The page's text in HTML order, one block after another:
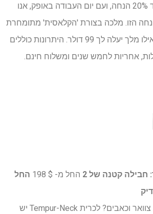
המקורית Coop עם עד 20% הנחה, ועם יום העבודה באופק, אנו
הזו. מלכה בצורת 'הקלאסית' מתומחרת
במחיר של 85 דולר, ואילו מלך יעלה לך 99 דולר. היתרונות כוללים
חבילה קטנה של 2 החל מ- $ 198
החל
יש לך בעיות עם כאבי צוואר וכאבים? לכרית Tempur-Neck יש